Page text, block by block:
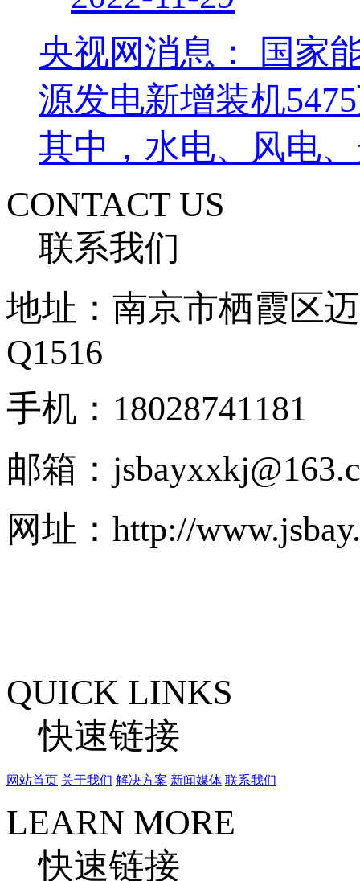
央视网消息： 国家
源发电新增装机
其中，水电、风电
CONTACT US
联系我们
地址：南京市栖霞区
Q1516
手机：18028741181
邮箱：
网址：http://
QUICK LINKS
快速链接
网站首页 关于我们 解决方案 新闻媒体 联系我们
LEARN MORE
快速链接